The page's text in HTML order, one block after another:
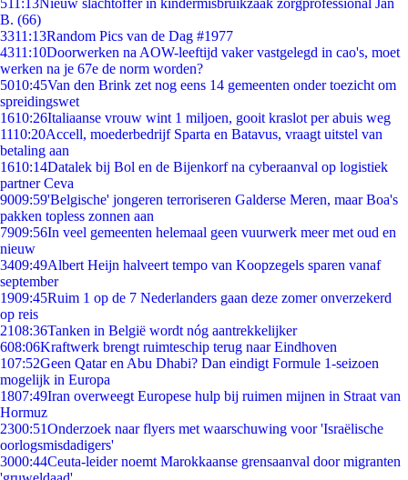
511:13Nieuw slachtoffer in kindermisbruikzaak zorgprofessional Jan
B. (66)
3311:13Random Pics van de Dag #1977
4311:10Doorwerken na AOW-leeftijd vaker vastgelegd in cao's, moet
werken na je 67e de norm worden?
5010:45Van den Brink zet nog eens 14 gemeenten onder toezicht om
spreidingswet
1610:26Italiaanse vrouw wint 1 miljoen, gooit kraslot per abuis weg
1110:20Accell, moederbedrijf Sparta en Batavus, vraagt uitstel van
betaling aan
1610:14Datalek bij Bol en de Bijenkorf na cyberaanval op logistiek
partner Ceva
9009:59'Belgische' jongeren terroriseren Galderse Meren, maar Boa's
pakken topless zonnen aan
7909:56In veel gemeenten helemaal geen vuurwerk meer met oud en
nieuw
3409:49Albert Heijn halveert tempo van Koopzegels sparen vanaf
september
1909:45Ruim 1 op de 7 Nederlanders gaan deze zomer onverzekerd
op reis
2108:36Tanken in België wordt nóg aantrekkelijker
608:06Kraftwerk brengt ruimteschip terug naar Eindhoven
107:52Geen Qatar en Abu Dhabi? Dan eindigt Formule 1-seizoen
mogelijk in Europa
1807:49Iran overweegt Europese hulp bij ruimen mijnen in Straat van
Hormuz
2300:51Onderzoek naar flyers met waarschuwing voor 'Israëlische
oorlogsmisdadigers'
3000:44Ceuta-leider noemt Marokkaanse grensaanval door migranten